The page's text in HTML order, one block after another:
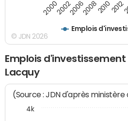
Emplois
200020022006200820102012
© JDN 2026
Emplois
Lacquy
(Source : JDN d'après ministère
4k